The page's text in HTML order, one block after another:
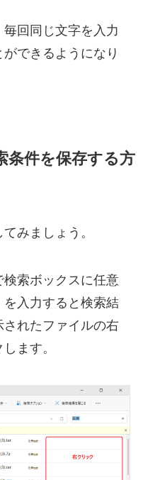
回同じ文字を入力
できるようになり
条件を保存する方
みましょう。
索ボックスに任意
入力すると検索結
れたファイルの右
ます。